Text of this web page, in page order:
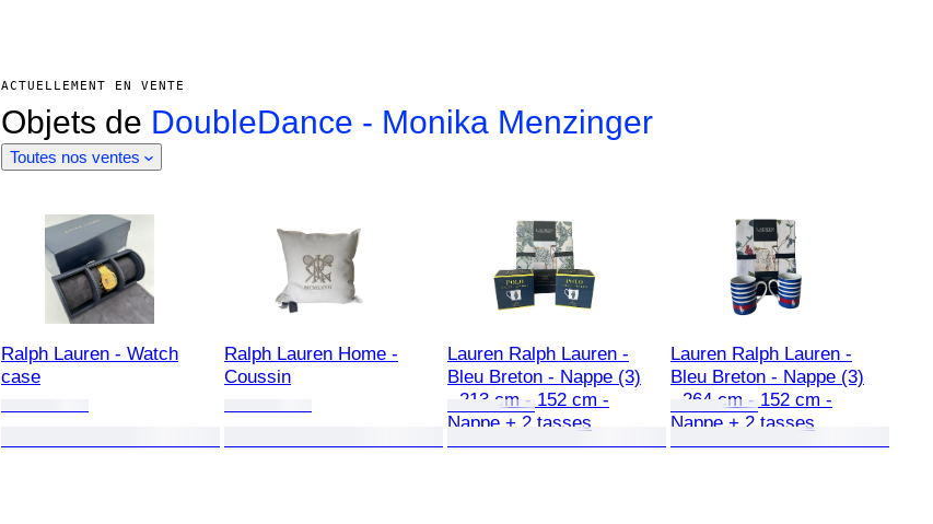
ACTUELLEMENT EN VENTE
Objets de DoubleDance - Monika Menzinger
Toutes nos ventes
Ralph Lauren - Watch
case
Ralph Lauren Home -
Coussin
Lauren Ralph Lauren -
Bleu Breton - Nappe (3)
- 213 cm - 152 cm -
Nappe + 2 tasses
Lauren Ralph Lauren -
Bleu Breton - Nappe (3)
- 264 cm - 152 cm -
Nappe + 2 tasses